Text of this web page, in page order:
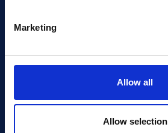
Marketing
Allow all
Allow selection
Sjøforsvarstjenester
Prosjekter
Nyheter
Industrikonsernet